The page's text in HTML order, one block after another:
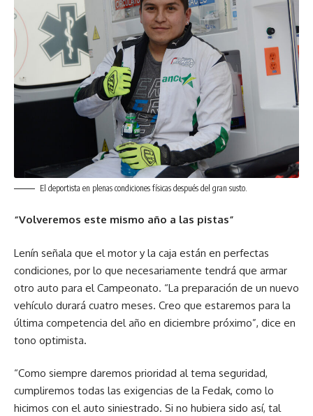
El deportista en plenas condiciones físicas después del gran susto.
“Volveremos este mismo año a las pistas”
Lenín señala que el motor y la caja están en perfectas
condiciones, por lo que necesariamente tendrá que armar
otro auto para el Campeonato. “La preparación de un nuevo
vehículo durará cuatro meses. Creo que estaremos para la
última competencia del año en diciembre próximo”, dice en
tono optimista.
“Como siempre daremos prioridad al tema seguridad,
cumpliremos todas las exigencias de la Fedak, como lo
hicimos con el auto siniestrado. Si no hubiera sido así, tal